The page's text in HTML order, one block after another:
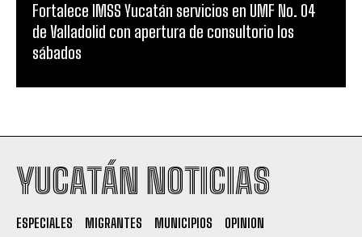
Fortalece IMSS Yucatán servicios en UMF No. 04
de Valladolid con apertura de consultorio los
sábados
YUCATÁN NOTICIAS
ESPECIALES MIGRANTES MUNICIPIOS
OPINION